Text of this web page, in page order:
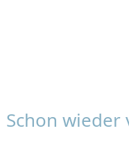
Schon